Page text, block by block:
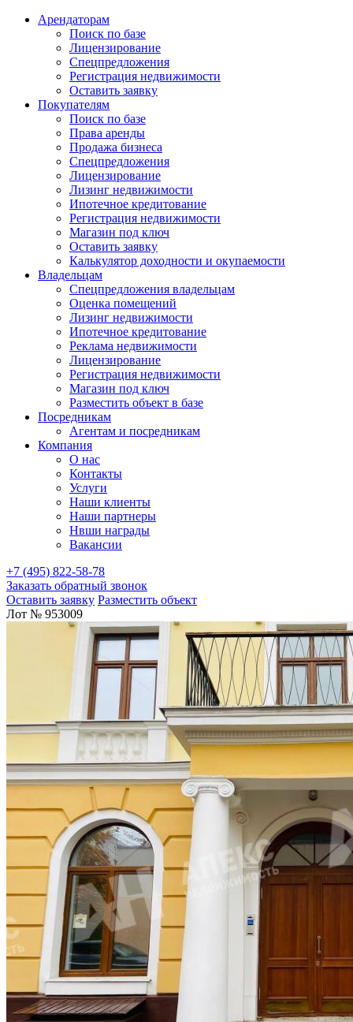
Арендаторам
Поиск по базе
Лицензирование
Спецпредложения
Регистрация недвижимости
Оставить заявку
Покупателям
Поиск по базе
Права аренды
Продажа бизнеса
Спецпредложения
Лицензирование
Лизинг недвижимости
Ипотечное кредитование
Регистрация недвижимости
Магазин под ключ
Оставить заявку
Калькулятор доходности и окупаемости
Владельцам
Спецпредложения владельцам
Оценка помещений
Лизинг недвижимости
Ипотечное кредитование
Реклама недвижимости
Лицензирование
Регистрация недвижимости
Магазин под ключ
Разместить объект в базе
Посредникам
Агентам и посредникам
Компания
О нас
Контакты
Услуги
Наши клиенты
Наши партнеры
Нвши награды
Вакансии
+7 (495) 822-58-78
Заказать обратный звонок
Оставить заявку Разместить объект
Лот № 953009